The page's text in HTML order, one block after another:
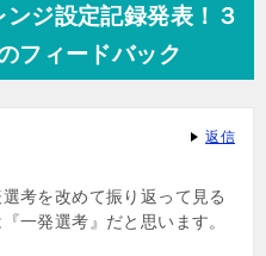
ジ設定記録発表！３
フィードバック
考を改めて振り返って見る
一発選考』だと思います。
返信